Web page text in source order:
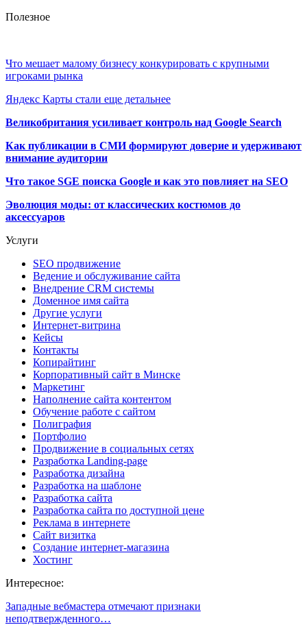
Полезное
Что мешает малому бизнесу конкурировать с крупными
игроками рынка
Яндекс Карты стали еще детальнее
Великобритания усиливает контроль над Google Search
Как публикации в СМИ формируют доверие и удерживают
внимание аудитории
Что такое SGE поиска Google и как это повлияет на SEO
Эволюция моды: от классических костюмов до
аксессуаров
Услуги
SEO продвижение
Ведение и обслуживание сайта
Внедрение CRM системы
Доменное имя сайта
Другие услуги
Интернет-витрина
Кейсы
Контакты
Копирайтинг
Корпоративный сайт в Минске
Маркетинг
Наполнение сайта контентом
Обучение работе с сайтом
Полиграфия
Портфолио
Продвижение в социальных сетях
Разработка Landing-page
Разработка дизайна
Разработка на шаблоне
Разработка сайта
Разработка сайта по доступной цене
Реклама в интернете
Сайт визитка
Создание интернет-магазина
Хостинг
Интересное:
Западные вебмастера отмечают признаки
неподтвержденного…